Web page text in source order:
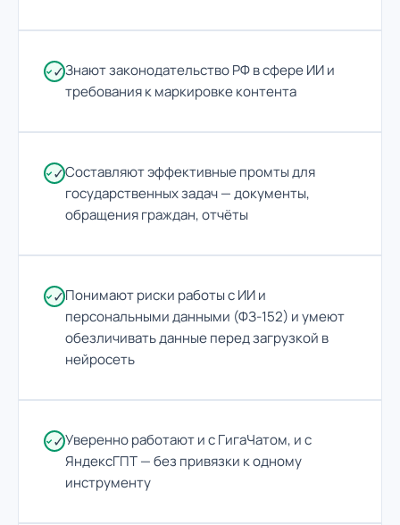
✓Знают законодательство РФ в сфере ИИ и
требования к маркировке контента
✓Составляют эффективные промты для
государственных задач — документы,
обращения граждан, отчёты
✓Понимают риски работы с ИИ и
персональными данными (ФЗ-152) и умеют
обезличивать данные перед загрузкой в
нейросеть
✓Уверенно работают и с ГигаЧатом, и с
ЯндексГПТ — без привязки к одному
инструменту